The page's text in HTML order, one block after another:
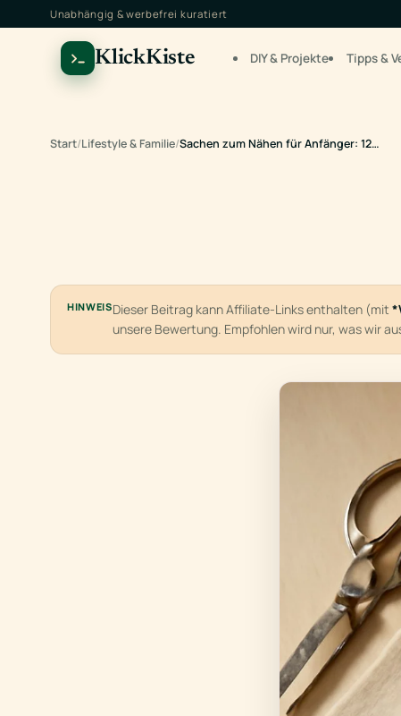
Unabhängig & werbefrei kuratiert
KlickKiste DIY & Projekte Tipps &
Start/Lifestyle & Familie/Sachen zum Nähen für Anfänger: 12…
HINWEISDieser Beitrag kann Affiliate-Links enthalten (mit
unsere Bewertung. Empfohlen wird nur, was wir